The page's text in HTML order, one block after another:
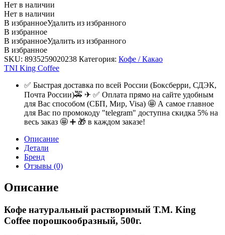
Нет в наличии
Нет в наличии
В избранноеУдалить из избранного
В избранное
В избранноеУдалить из избранного
В избранное
SKU: 8935259020238 Категория: Кофе / Какао
TNI King Coffee
✅ Быстрая доставка по всей России (Боксберри, СДЭК,
Почта России)🚕 ✈ ✅ Оплата прямо на сайте удобным
для Вас способом (СБП, Мир, Visa) 🤩 А самое главное
для Вас по промокоду "telegram" доступна скидка 5% на
весь заказ 🤩 ➕ 🎁 в каждом заказе!
Описание
Детали
Бренд
Отзывы (0)
Описание
Кофе натуральный растворимый Т.М. King
Coffee порошкообразный, 500г.